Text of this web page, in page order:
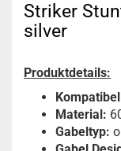
Striker
silver
Produktdetails:
Material:
Gabeltyp: